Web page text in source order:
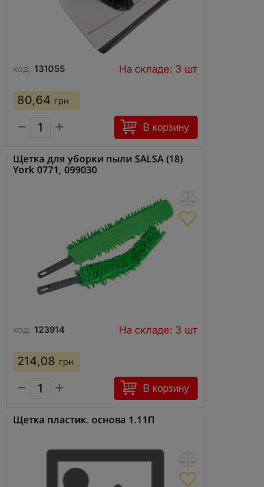
код: 131055 На складе: 3 шт
80,64 грн
− + В корзину
Щетка для уборки пыли SALSA (18)
York 0771, 099030
код: 123914 На складе: 3 шт
214,08 грн
− + В корзину
Щетка пластик. основа 1.11П